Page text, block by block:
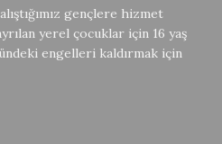
gençlere hizmet
yerel çocuklar için 16 yaş
engelleri kaldırmak için